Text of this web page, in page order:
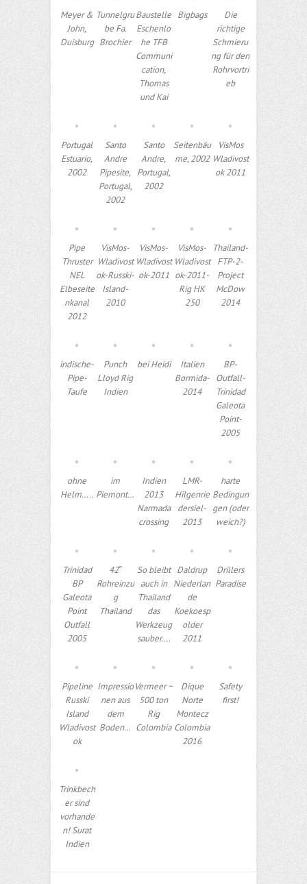
Meyer &
John,
Duisburg
Tunnelgru
be Fa.
Brochier
Baustelle
Eschenlo
he TFB
Communi
cation,
Thomas
und Kai
Bigbags
Die
richtige
Schmieru
ng für den
Rohrvortri
eb
Portugal
Estuario,
2002
Santo
Andre
Pipesite,
Portugal,
2002
Santo
Andre,
Portugal,
2002
Seitenbäu
me, 2002
VisMos
Wladivost
ok 2011
Pipe
Thruster
NEL
Elbeseite
nkanal
2012
VisMos-
Wladivost
ok-Russki-
Island-
2010
VisMos-
Wladivost
ok-2011
VisMos-
Wladivost
ok-2011-
Rig HK
250
Thailand-
FTP-2-
Project
McDow
2014
indische-
Pipe-
Taufe
Punch
Lloyd Rig
Indien
bei Heidi
Italien
Bormida-
2014
BP-
Outfall-
Trinidad
Galeota
Point-
2005
ohne
Helm…..
im
Piemont…
Indien
2013
Narmada
crossing
LMR-
Hilgenrie
dersiel-
2013
harte
Bedingun
gen (oder
weich?)
Trinidad
BP
Galeota
Point
Outfall
2005
42″
Rohreinzu
g
Thailand
So bleibt
auch in
Thailand
das
Werkzeug
sauber….
Daldrup
Niederlan
de
Koekoesp
older
2011
Drillers
Paradise
Pipeline
Russki
Island
Wladivost
ok
Impressio
nen aus
dem
Boden…
Vermeer ~
500 ton
Rig
Colombia
Dique
Norte
Montecz
Colombia
2016
Safety
first!
Trinkbech
er sind
vorhande
n! Surat
Indien